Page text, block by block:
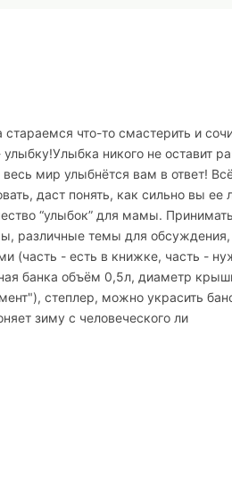
что-то смастерить и
никого не оставит
мир улыбнётся вам в ответ!
даст понять, как сильно вы ее
“улыбок” для мамы.
различные темы для обсуждения,
(часть - есть в книжке, часть -
банка объём 0,5л, диаметр
степлер, можно украсить
зиму с человеческого ли